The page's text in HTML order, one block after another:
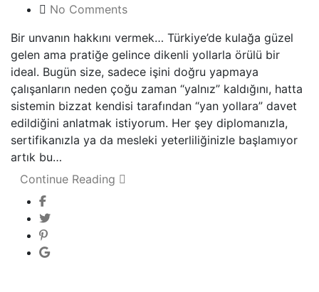
No Comments
Bir unvanın hakkını vermek… Türkiye’de kulağa güzel
gelen ama pratiğe gelince dikenli yollarla örülü bir
ideal. Bugün size, sadece işini doğru yapmaya
çalışanların neden çoğu zaman “yalnız” kaldığını, hatta
sistemin bizzat kendisi tarafından “yan yollara” davet
edildiğini anlatmak istiyorum. Her şey diplomanızla,
sertifikanızla ya da mesleki yeterliliğinizle başlamıyor
artık bu…
Continue Reading